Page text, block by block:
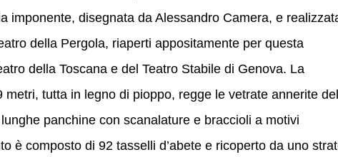
imponente, disegnata da Alessandro Camera, e
della Pergola, riaperti appositamente per questa
della Toscana e del Teatro Stabile di Genova. La
tutta in legno di pioppo, regge le vetrate annerite
panchine con scanalature e braccioli a motivi
è composto di 92 tasselli d’abete e ricoperto da uno